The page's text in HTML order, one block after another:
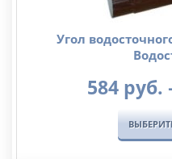
Угол
584 руб.